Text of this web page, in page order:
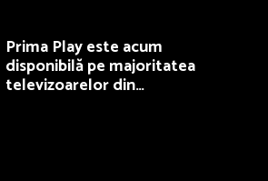
Prima Play este acum
disponibilă pe majoritatea
televizoarelor din